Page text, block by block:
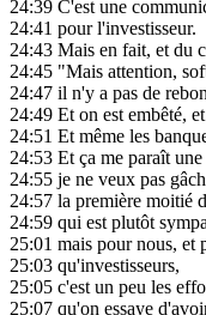
24:39 C'est une
24:41 pour l'investisseur.
24:43 Mais en fait, et du
24:45 "Mais attention,
24:47 il n'y a pas de
24:49 Et on est embêté,
24:51 Et même les
24:53 Et ça me paraît
24:55 je ne veux pas
24:57 la première moitié
24:59 qui est plutôt
25:01 mais pour nous, et
25:03 qu'investisseurs,
25:05 c'est un peu les
25:07 qu'on essaye